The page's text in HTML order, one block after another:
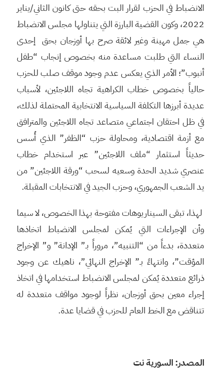
الانضباط في الحزب لقرار البت بحقه حتى كانون الثاني/يناير
2022، وكون القضية البارزة التي يتناولها مجلس الانضباط
هي جمل مهينة وغير لائقة صرح بها أوزجان بحق إحدى
النساء التي طلبت مساعدة منه بخصوص إنجاب “طفل
أنبوب”؛ الأمر الذي يعكس عدم وجود موقف صلب للحزب
حالياً بخصوص خطاب الكراهية تجاه اللاجئين، لأسباب
عديدة أبرزها التكلفة السياسية الانتخابية المحتملة لذلك،
في ظل احتقان اجتماعي متصاعد تجاه اللاجئين والمترافق
مع أزمة اقتصادية، ومحاولة حزب “الظفر” الذي أُسس
حديثاً استثمار “ملف اللاجئين” عبر استخدام خطاب
عنصري شديد الحدة وسعيه لسحب “ورقة اللاجئين” من
يد الشعب الجمهوري، وحزب الجيد في الانتخابات المقبلة.
لهذا، تبقى السيناريوهات مفتوحة بهذا الخصوص، لا سيما
وأن الإجراءات التي يُمكن لمجلس الانضباط اتخاذها
متعددة، بدءاً من “التنبيه”، مروراً بـ” الإدانة” و” الإخراج
المؤقت”، وانتهاءً بـ” الإخراج النهائي”، ناهيك عن وجود
ذرائع متعددة يُمكن لمجلس الانضباط استخدامها في اتخاذ
إجراء معين بحق أوزجان، نظراً لوجود مواقف متعددة له
تتناقض مع الخط العام للحزب في قضايا عدة.
المصدر: السورية نت